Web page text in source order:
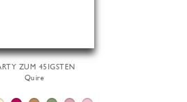
ZUM 45IGSTEN
Quire